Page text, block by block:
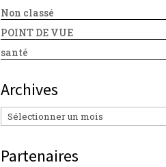
Non classé
POINT DE VUE
santé
Archives
Archives
Partenaires